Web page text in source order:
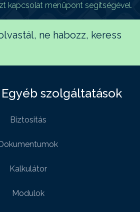
kapcsolat menüpont segítségével.
ne habozz, keress
Egyéb szolgáltatások
Biztositás
Kalkulátor
Modulok